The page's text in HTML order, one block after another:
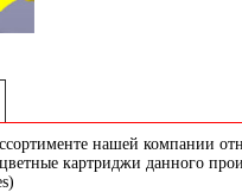
нашей компании
картриджи данного